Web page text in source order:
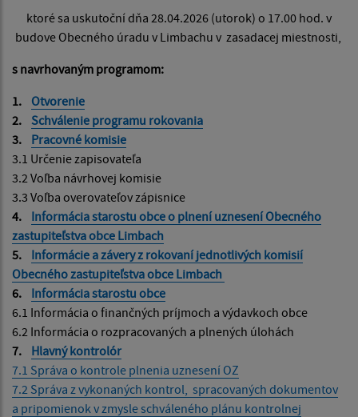
ktoré sa uskutoční dňa 28.04.2026 (utorok) o 17.00 hod. v
budove Obecného úradu v Limbachu v zasadacej miestnosti,
s navrhovaným programom:
1.
Otvorenie
2.
Schválenie programu rokovania
3.
Pracovné komisie
3.1 Určenie zapisovateľa
3.2 Voľba návrhovej komisie
3.3 Voľba overovateľov zápisnice
4.
Informácia starostu obce o plnení uznesení Obecného
zastupiteľstva obce Limbach
5. Informácie a závery z rokovaní jednotlivých komisií
Obecného zastupiteľstva obce Limbach
6.
Informácia starostu obce
6.1 Informácia o finančných príjmoch a výdavkoch obce
6.2 Informácia o rozpracovaných a plnených úlohách
7.
Hlavný kontrolór
7.1 Správa o kontrole plnenia uznesení OZ
7.2 Správa z vykonaných kontrol, spracovaných dokumentov
a pripomienok v zmysle schváleného plánu kontrolnej